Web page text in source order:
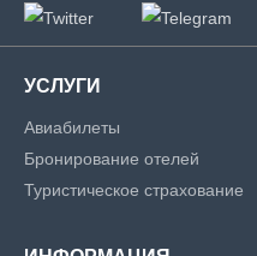
УСЛУГИ
Авиабилеты
Бронирование отелей
Туристическое страхование